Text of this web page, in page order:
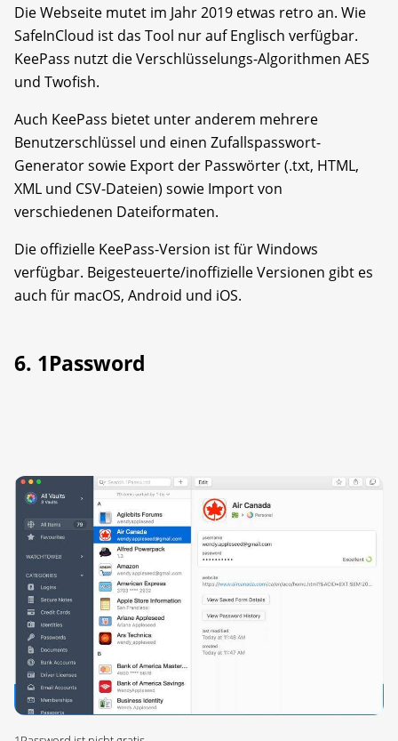
Die Webseite mutet im Jahr 2019 etwas retro an. Wie
SafeInCloud ist das Tool nur auf Englisch verfügbar.
KeePass nutzt die Verschlüsselungs-Algorithmen AES
und Twofish.
Auch KeePass bietet unter anderem mehrere
Benutzerschlüssel und einen Zufallspasswort-
Generator sowie Export der Passwörter (.txt, HTML,
XML und CSV-Dateien) sowie Import von
verschiedenen Dateiformaten.
Die offizielle KeePass-Version ist für Windows
verfügbar. Beigesteuerte/inoffizielle Versionen gibt es
auch für macOS, Android und iOS.
6. 1Password